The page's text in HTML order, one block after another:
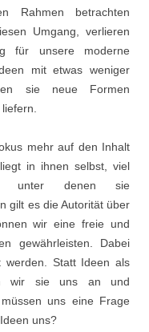
Rahmen betrachten
Umgang, verlieren
für unsere moderne
mit etwas weniger
sie neue Formen
mehr auf den Inhalt
in ihnen selbst, viel
unter denen sie
gilt es die Autorität über
wir eine freie und
gewährleisten. Dabei
werden. Statt Ideen als
wir sie uns an und
uns eine Frage
uns?